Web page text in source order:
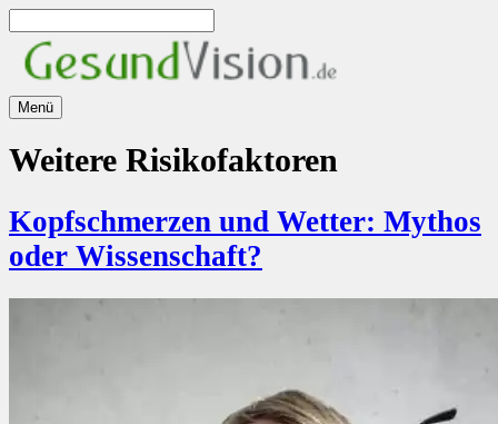
Inhalt
springen
Menü
Weitere Risikofaktoren
Kopfschmerzen und Wetter: Mythos
oder Wissenschaft?